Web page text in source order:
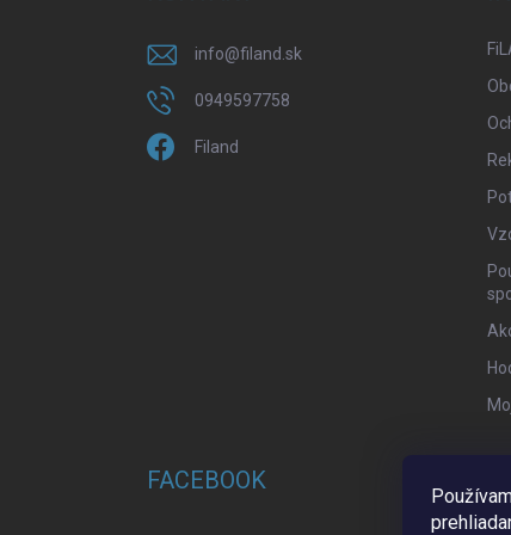
info@filand.sk
0949597758
Filand
FACEBOOK